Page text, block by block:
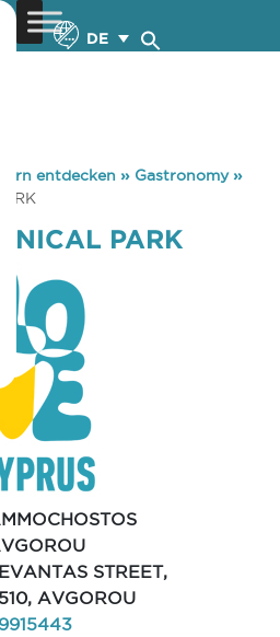
DE
entdecken » Gastronomy»
PARK
STREET,
AVGOROU